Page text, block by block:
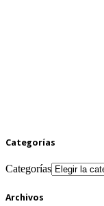
Categorías
Categorías
Archivos